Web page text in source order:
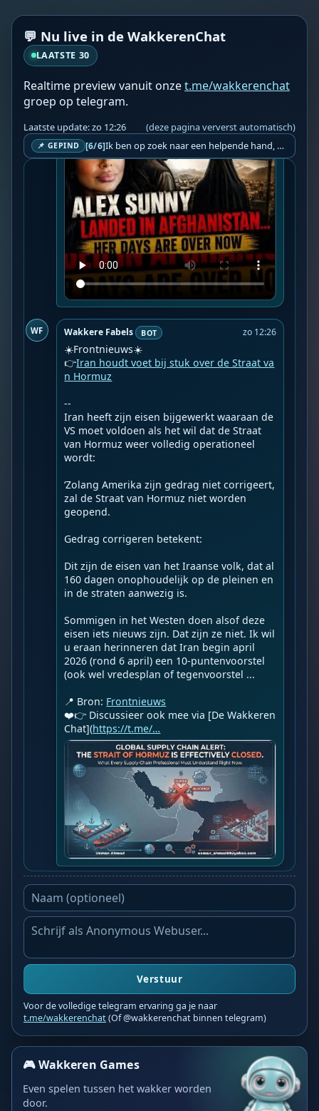
💬 Nu live in de WakkerenChat
LAATSTE 30
Realtime preview vanuit onzet.me/wakkerenchat
groep op telegram.
Laatste update: zo 12:26 (deze pagina ververst automatisch)
📌 GEPIND [6/6] Ik ben op zoek naar een helpende hand, een menselijk oog, een admin die helpt met controleren of de chat wel correct word gemodereerd word door NoMoSpam. 98% gaat automatisch goed, toch ik dit nooit helemaal loslaten en moet er altijd een mens mee blijven opletten bij elke beslissing die gemaakt word. Waar bestaan de werkzaamheden uit? Mee kijken in admin log kanaal naar alle drugs/porno/scams die voorbij komen en in het geval van een randgevalletje, ingrijpen en b.v. een verwijderd maar wel toegestaan bericht terug plaatsen met een druk op de knop. tsja zo banaal en simpel is het gesteld.. Word je hier blij van? Nee. Strookt het je ego? Nee. Word je er beter van? Nee. Kost het veel tijd? Totaal niet, consistentie en regelmaat is belangrijker dan 'er even voor kunnen gaan zitten'.. het werk is in een paar seconden gepiept.. je checkt puur of AI de juiste beslissing heeft gemaakt.. …
📍 Bron:
❤️👉 Discussieer ook mee via
WF Wakkere Fabels BOT zo 12:26
☀️Frontnieuws☀️
👉Iran houdt voet bij stuk over de Straat va
n Hormuz
--
Iran heeft zijn eisen bijgewerkt waaraan de
VS moet voldoen als het wil dat de Straat
van Hormuz weer volledig operationeel
wordt:
‘Zolang Amerika zijn gedrag niet corrigeert,
zal de Straat van Hormuz niet worden
geopend.
Gedrag corrigeren betekent:
Dit zijn de eisen van het Iraanse volk, dat al
160 dagen onophoudelijk op de pleinen en
in de straten aanwezig is.
Sommigen in het Westen doen alsof deze
eisen iets nieuws zijn. Dat zijn ze niet. Ik wil
u eraan herinneren dat Iran begin april
2026 (rond 6 april) een 10-puntenvoorstel
(ook wel vredesplan of tegenvoorstel ...
📍 Bron: Frontnieuws
❤️👉 Discussieer ook mee via [De Wakkeren
Chat](https://t.me/…
Verstuur
Voor de volledige telegram ervaring ga je naar
t.me/wakkerenchat(Of @wakkerenchat binnen telegram)
🎮 Wakkeren Games
Even spelen tussen het wakker worden
door.